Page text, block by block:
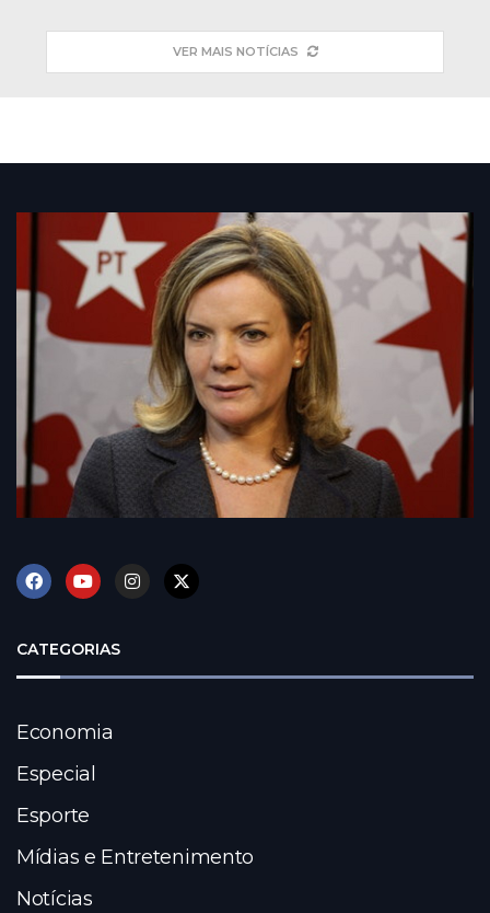
VER MAIS NOTÍCIAS
CATEGORIAS
Economia
Especial
Esporte
Mídias e Entretenimento
Notícias